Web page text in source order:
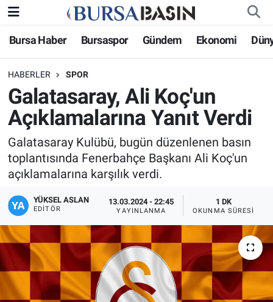
Bursa Haber Bursaspor Gündem Ekonomi
HABERLER SPOR
Galatasaray, Ali Koç'un
Açıklamalarına Yanıt Verdi
Galatasaray Kulübü, bugün düzenlenen basın
toplantısında Fenerbahçe Başkanı Ali Koç'un
açıklamalarına karşılık verdi.
YÜKSEL ASLAN
EDITÖR
13.03.2024 - 22:45
YAYINLANMA
1 DK
OKUNMA SÜRESI
Bursa Haber
Genel
Politika
Bilim, Teknoloji
KÜLTÜR-SANAT
Yerel
Gündem
Sağlık
Bursa Nöbetçi Eczaneler
Bursa Hava Durumu
Bursa Namaz Vakitleri
Bursa Trafik Yoğunluk Haritası
Süper Lig Puan Durumu ve Fikstür
Tüm Manşetler
Son Dakika Haberleri
Haber Arşivi